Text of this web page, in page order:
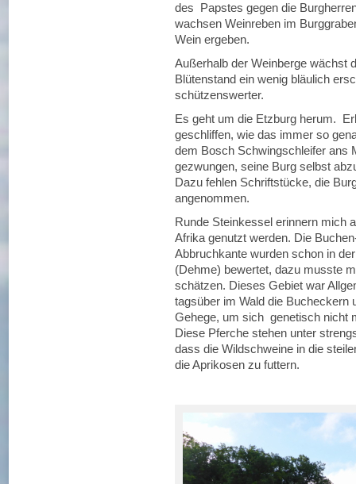
des Papstes gegen die
wachsen Weinreben im
Wein ergeben.
Außerhalb der Weinberge wächst
Blütenstand ein wenig bläulich
schützenswerter.
Es geht um die Etzburg herum.
geschliffen, wie das immer so
dem Bosch Schwingschleifer ans
gezwungen, seine Burg selbst
Dazu fehlen Schriftstücke, die
angenommen.
Runde Steinkessel erinnern mich
Afrika genutzt werden. Die
Abbruchkante wurden schon in
(Dehme) bewertet, dazu musste
schätzen. Dieses Gebiet war
tagsüber im Wald die Bucheckern
Gehege, um sich genetisch nicht
Diese Pferche stehen unter
dass die Wildschweine in die
die Aprikosen zu futtern.